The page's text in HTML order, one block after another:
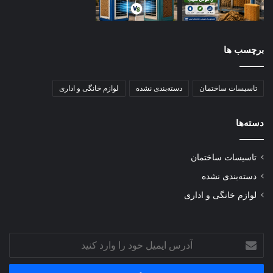
از آنجا که هر دو با حرارت بالا سروکار دارند، روکش نچسب (تفلون یا
سرامیک) باید از نوع مرغوب و عاری از مواد سمی باشد تا با گذشت
زمان پوسته‌پوسته نشود.
برچسب ها
تاسیسات ساختمان دسته‌بندی نشده لوازم خانگی و اداری
دسته‌ها
تاسیسات ساختمان
دسته‌بندی نشده
لوازم خانگی و اداری
ایمیل
خود